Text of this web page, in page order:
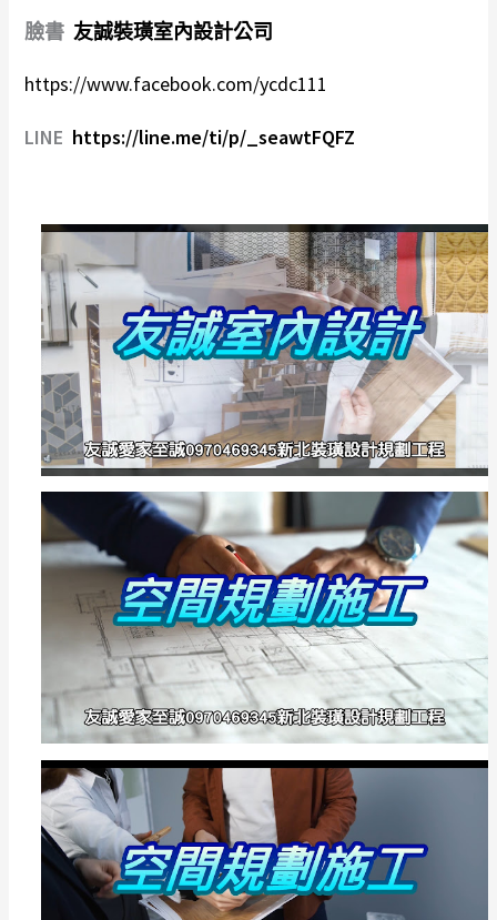
臉書 友誠裝璜室內設計公司
https://www.facebook.com/ycdc111
LINE https://line.me/ti/p/_seawtFQFZ